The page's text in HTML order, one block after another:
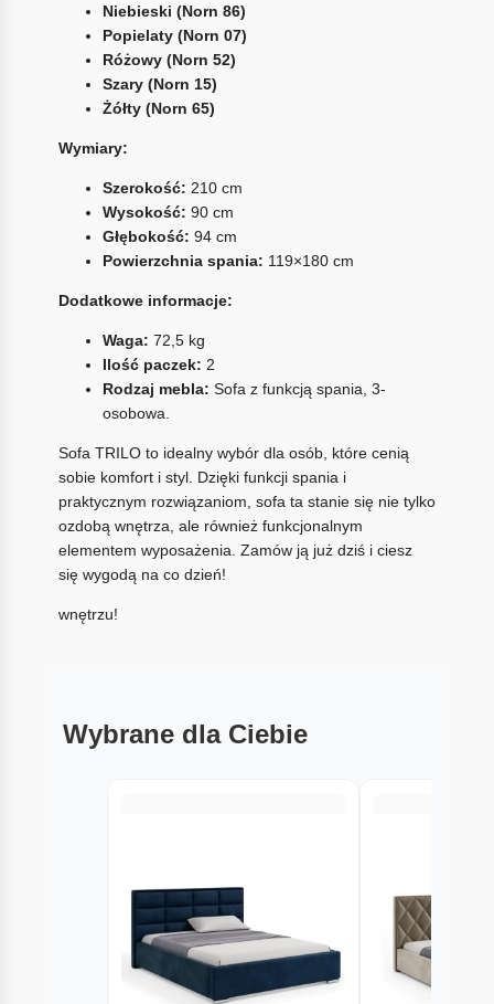
Niebieski (Norn 86)
Popielaty (Norn 07)
Różowy (Norn 52)
Szary (Norn 15)
Żółty (Norn 65)
Wymiary:
Szerokość: 210 cm
Wysokość: 90 cm
Głębokość: 94 cm
Powierzchnia spania: 119×180 cm
Dodatkowe informacje:
Waga: 72,5 kg
Ilość paczek: 2
Rodzaj mebla: Sofa z funkcją spania, 3-
osobowa.
Sofa TRILO to idealny wybór dla osób, które cenią
sobie komfort i styl. Dzięki funkcji spania i
praktycznym rozwiązaniom, sofa ta stanie się nie tylko
ozdobą wnętrza, ale również funkcjonalnym
elementem wyposażenia. Zamów ją już dziś i ciesz
się wygodą na co dzień!
wnętrzu!
Wybrane dla Ciebie